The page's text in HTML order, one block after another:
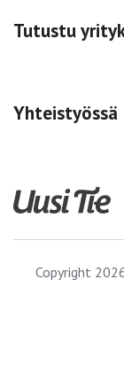
Tutustu
Yhteistyössä
Copyright